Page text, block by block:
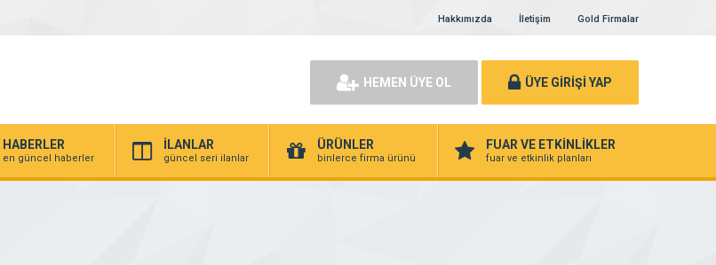
Hakkımızda İletişim Gold Firmalar
HEMEN ÜYE OL ÜYE GİRİŞİ YAP
HABERLER
en güncel haberler
İLANLAR
güncel seri ilanlar
ÜRÜNLER
binlerce firma ürünü
FUAR VE ETKİNLİKLER
fuar ve etkinlik planları